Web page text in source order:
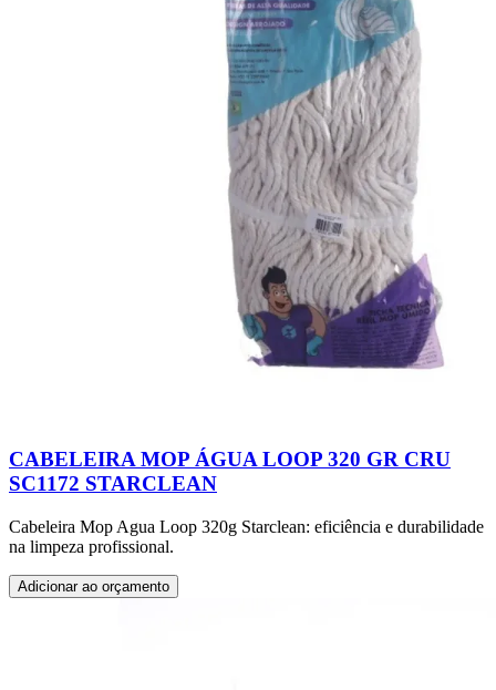
CABELEIRA MOP ÁGUA LOOP 320 GR CRU
SC1172 STARCLEAN
Cabeleira Mop Agua Loop 320g Starclean: eficiência e durabilidade
na limpeza profissional.
Adicionar ao orçamento